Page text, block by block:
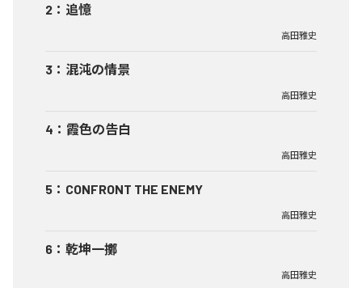
2 ： 追憶
高田雅史
3 ： 混沌の情景
高田雅史
4 ： 霞色の告白
高田雅史
5 ： CONFRONT THE ENEMY
高田雅史
6 ： 乾坤一擲
高田雅史